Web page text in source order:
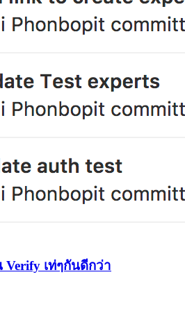
เท่ๆกันดีกว่า